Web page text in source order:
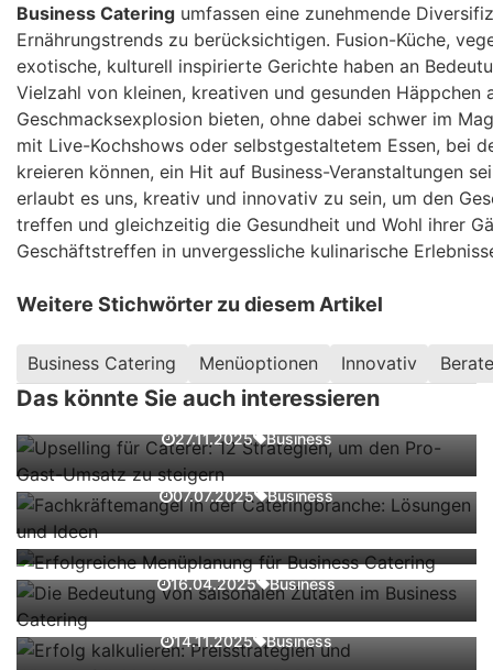
Business Catering umfassen eine zunehmende
Ernährungstrends zu berücksichtigen. Fusion-Küche,
exotische, kulturell inspirierte Gerichte haben an
Vielzahl von kleinen, kreativen und gesunden
Geschmacksexplosion bieten, ohne dabei schwer im
mit Live-Kochshows oder selbstgestaltetem Essen, bei
kreieren können, ein Hit auf Business-Veranstaltungen
erlaubt es uns, kreativ und innovativ zu sein, um den
treffen und gleichzeitig die Gesundheit und Wohl ihrer
Geschäftstreffen in unvergessliche kulinarische
Weitere Stichwörter zu diesem Artikel
Business Catering Menüoptionen Innovativ
Das könnte Sie auch interessieren
Upselling für Caterer: 12 Strategien, um
den Pro-Gast-Umsatz zu steigern
27.11.2025 Business
Cateringbranche: Lösungen und Ideen
07.07.2025 Business
Erfolgreiche Menüplanung für Business
Catering
Die Bedeutung von saisonalen Zutaten im
Business Catering
16.04.2025 Business
Erfolg kalkulieren: Preisstrategien und
Wirtschaftlichkeit im Catering 2026
14.11.2025 Business
Caterer des Jahres - Einblick in
herausragende Leistungen